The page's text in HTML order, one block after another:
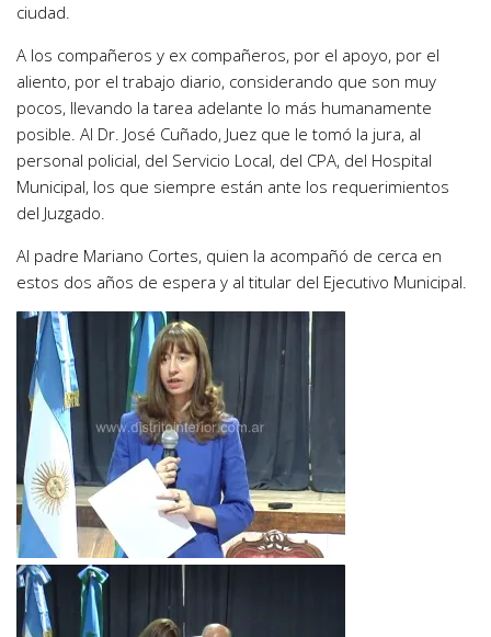
ciudad.
A los compañeros y ex compañeros, por el apoyo, por el
aliento, por el trabajo diario, considerando que son muy
pocos, llevando la tarea adelante lo más humanamente
posible. Al Dr. José Cuñado, Juez que le tomó la jura, al
personal policial, del Servicio Local, del CPA, del Hospital
Municipal, los que siempre están ante los requerimientos
del Juzgado.
Al padre Mariano Cortes, quien la acompañó de cerca en
estos dos años de espera y al titular del Ejecutivo Municipal.